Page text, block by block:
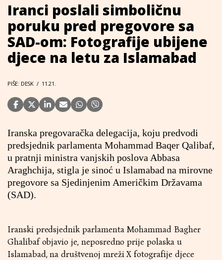
Iranci poslali simboličnu
poruku pred pregovore sa
SAD-om: Fotografije ubijene
djece na letu za Islamabad
PIŠE: DESK / 11.21.
Iranska pregovaračka delegacija, koju predvodi
predsjednik parlamenta Mohammad Baqer Qalibaf,
u pratnji ministra vanjskih poslova Abbasa
Araghchija, stigla je sinoć u Islamabad na mirovne
pregovore sa Sjedinjenim Američkim Državama
(SAD).
Iranski predsjednik parlamenta Mohammad Bagher
Ghalibaf objavio je, neposredno prije polaska u
Islamabad, na društvenoj mreži X fotografije djece